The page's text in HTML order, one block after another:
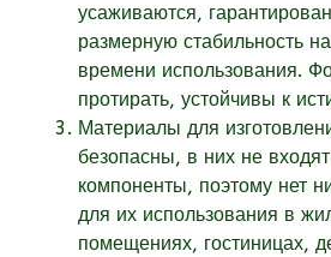
усаживаются,
размерную стабильность
времени использования.
протирать, устойчивы к
Материалы для
безопасны, в них не
компоненты, поэтому нет
для их использования в
помещениях, гостиницах,